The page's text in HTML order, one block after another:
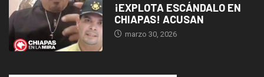
¡EXPLOTA ESCÁNDALO EN
CHIAPAS! ACUSAN
marzo 30, 2026